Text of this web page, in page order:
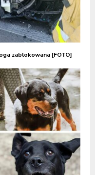
zablokowana [FOTO]